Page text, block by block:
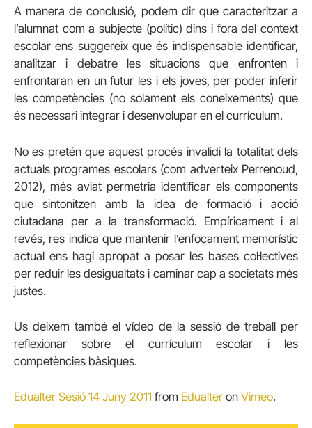
A manera de conclusió, podem dir que caracteritzar a
l’alumnat com a subjecte (polític) dins i fora del context
escolar ens suggereix que és indispensable identificar,
analitzar i debatre les situacions que enfronten i
enfrontaran en un futur les i els joves, per poder inferir
les competències (no solament els coneixements) que
és necessari integrar i desenvolupar en el currículum.
No es pretén que aquest procés invalidi la totalitat dels
actuals programes escolars (com adverteix Perrenoud,
2012), més aviat permetria identificar els components
que sintonitzen amb la idea de formació i acció
ciutadana per a la transformació. Empíricament i al
revés, res indica que mantenir l’enfocament memorístic
actual ens hagi apropat a posar les bases col·lectives
per reduir les desigualtats i caminar cap a societats més
justes.
Us deixem també el vídeo de la sessió de treball per
reflexionar sobre el currículum escolar i les
competències bàsiques.
Edualter Sesió 14 Juny 2011 from Edualter on Vimeo.